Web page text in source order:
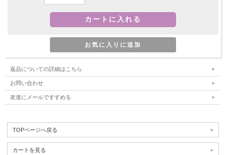
返品についての詳細はこちら
お問い合わせ
友達にメールですすめる
TOPページへ戻る
カートを見る